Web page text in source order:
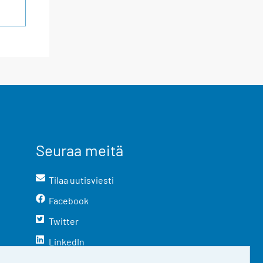
Seuraa meitä
Tilaa uutisviesti
Facebook
Twitter
LinkedIn